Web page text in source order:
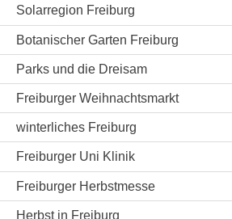
Solarregion Freiburg
Botanischer Garten Freiburg
Parks und die Dreisam
Freiburger Weihnachtsmarkt
winterliches Freiburg
Freiburger Uni Klinik
Freiburger Herbstmesse
Herbst in Freiburg